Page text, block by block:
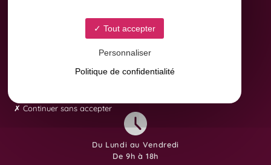
8 Avenue Yves Brunaud
Du Lundi au Vendredi
De 9h à 18h
Tout accepter
Personnaliser
Politique de confidentialité
Continuer sans accepter